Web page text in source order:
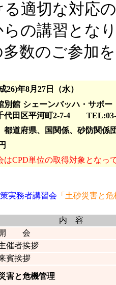
適切な対応
らの講習とな
数のご参加
26)年8月27日（水）
別館 シェーンバッハ・サボ
代田区平河町2-7-4 TEL:03-
都道府県、国関係、 砂防関係
はCPD単位の取得対象となっ
実務者講習会 「土砂災害と
内 容
会
催者挨拶
賓挨拶
害と危機管理